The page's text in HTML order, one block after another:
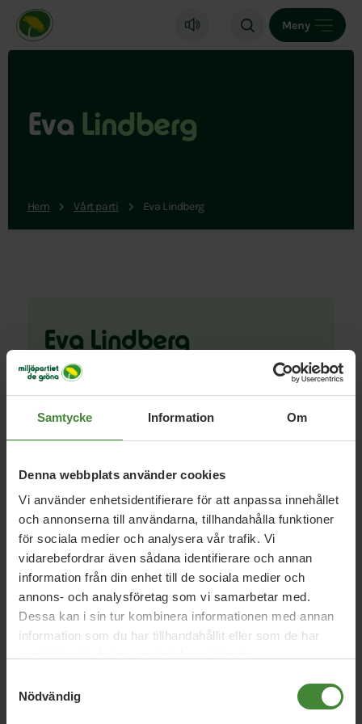
Samtycke Information Om
Denna webbplats använder cookies
Vi använder enhetsidentifierare för att anpassa innehållet
och annonserna till användarna, tillhandahålla funktioner
för sociala medier och analysera vår trafik. Vi
vidarebefordrar även sådana identifierare och annan
information från din enhet till de sociala medier och
annons- och analysföretag som vi samarbetar med.
Dessa kan i sin tur kombinera informationen med annan
information som du har tillhandahållit eller som de har
Nödvändig
Miljöpartiet de gröna, startsida
Meny
Eva Lindberg
Hem Vårt parti Eva Lindberg
Eva Lindberg
evalindh40@hotmail.com
Dela denna sida och hjälp oss
attsprida vårt budskap